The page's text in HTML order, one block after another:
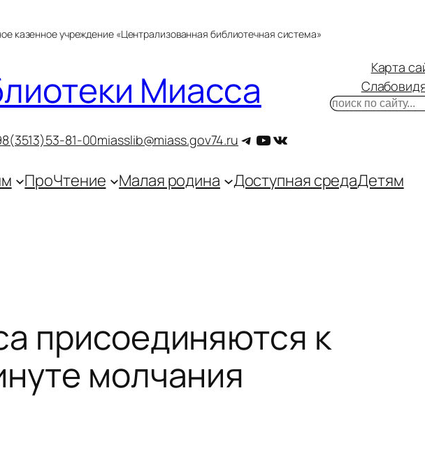
казенное учреждение «Централизованная библиотечная система»
Миасса
8(3513)53-81-00miasslib@miass.gov74.ru Telegram
YouTube
ВКонтакте
Карта
Поиск
ПроЧтение Малая родина Доступная средаДетям
присоединяются к
молчания